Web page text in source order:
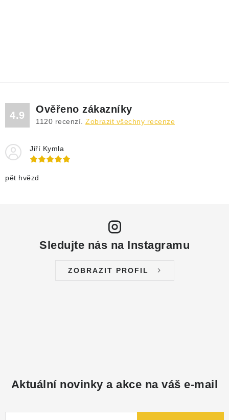
4.9
Ověřeno zákazníky
1120 recenzí. Zobrazit všechny recenze
Jiří Kymla
pět hvězd
Sledujte nás na Instagramu
ZOBRAZIT PROFIL
Aktuální novinky a akce na váš e-mail